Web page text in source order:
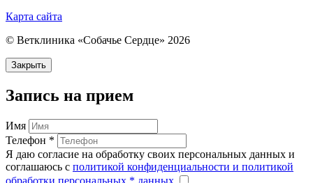
Карта сайта
© Ветклиника «Собачье Сердце» 2026
Закрыть
Запись на прием
Имя
Телефон *
Я даю согласие на обработку своих персональных данных и
соглашаюсь с политикой конфиденциальности и политикой
обработки персональных * данных